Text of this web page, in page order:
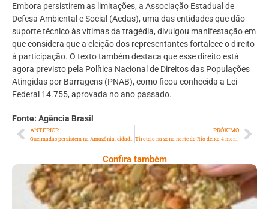
Embora persistirem as limitações, a Associação Estadual de
Defesa Ambiental e Social (Aedas), uma das entidades que dão
suporte técnico às vítimas da tragédia, divulgou manifestação em
que considera que a eleição dos representantes fortalece o direito
à participação. O texto também destaca que esse direito está
agora previsto pela Política Nacional de Direitos das Populações
Atingidas por Barragens (PNAB), como ficou conhecida a Lei
Federal 14.755, aprovada no ano passado.
Fonte: Agência Brasil
ANTERIOR PRÓXIMO
Tiroteio na zona norte do Rio deixa 4 mortos e 5 feridos
Confira também